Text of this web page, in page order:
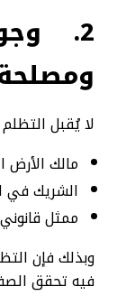
2.
لا يُقبل
مالك
الشريك في
ممثل
وبذلك فإن
فيه تحقق